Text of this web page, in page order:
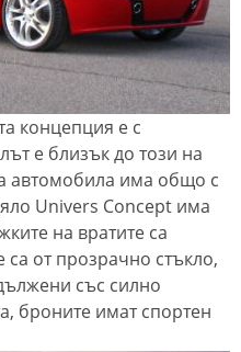
концепция е с
е близък до този на
автомобила има общо с
Univers Concept има
на вратите са
са от прозрачно стъкло,
със силно
броните имат спортен